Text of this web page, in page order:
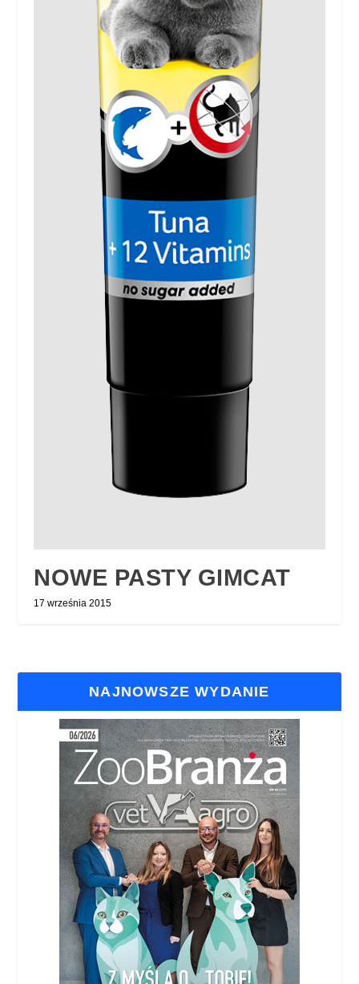
NOWE PASTY GIMCAT
17 września 2015
NAJNOWSZE WYDANIE